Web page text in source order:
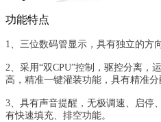
功能特点
1、三位数码管显示，具有独立的方
2、采用“双CPU”控制，驱控分离，
高，精准一键灌装功能， 具有精准分
3、具有声音提醒，无极调速、启停
有快速填充、排空功能。